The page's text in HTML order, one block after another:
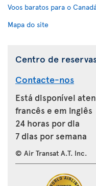
Voos baratos para o
Mapa do site
Centro de
Contacte-nos
Está disponível
francês e em inglês
24 horas por dia
7 dias por semana
© Air Transat A.T. Inc.